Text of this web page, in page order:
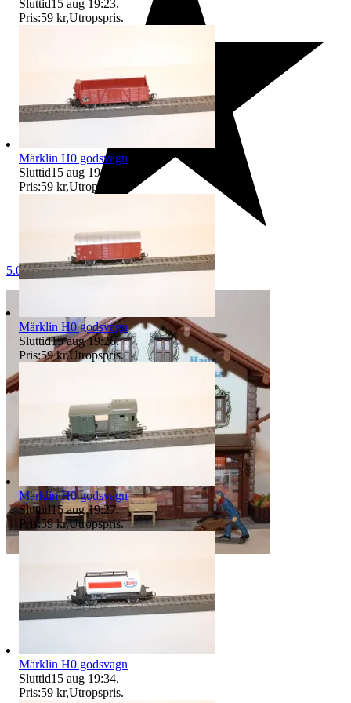
5.0
Sluttid15 aug 19:23.
Pris:59 kr,Utropspris.
Märklin H0 godsvagn
Sluttid15 aug 19:15
Pris:59 kr,Utropspris
Märklin H0 godsvagn
Sluttid15 aug 19:26.
Pris:59 kr,Utropspris.
Märklin H0 godsvagn
Sluttid15 aug 19:27.
Pris:59 kr,Utropspris.
Märklin H0 godsvagn
Sluttid15 aug 19:34.
Pris:59 kr,Utropspris.